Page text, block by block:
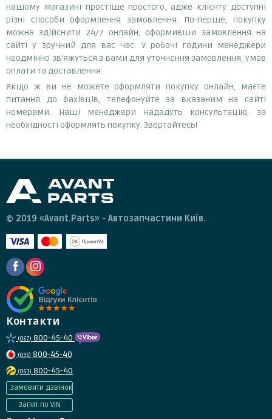
нашому магазині простіше простого, адже клієнту доступні
різні способи оформлення замовлення. По-перше, покупку
можна здійснити 24/7 онлайн, оформивши замовлення на
сайті у зручний для вас час. У робочі години менеджери
неодмінно зв'яжуться з вами для уточнення замовлення, умов
оплати та доставлення.
Якщо ж ви не можете оформляти покупку онлайн, маєте
питання до фахівців, телефонуйте за вказаним на сайті
номерами. Наші менеджери нададуть консультацію, за
необхідності оформлять покупку. Звертайтесь!
© 2019 «Avant.Parts» - Автозапчастини Київ.
Контакти
(067) 800-45-40
(095) 800-45-40
(063) 800-45-40
Замовити дзвінок
Запит по VIN